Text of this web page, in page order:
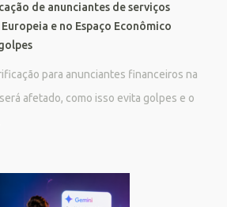
de anunciantes de serviços
e no Espaço Econômico
para anunciantes financeiros na
será afetado, como isso evita golpes e o